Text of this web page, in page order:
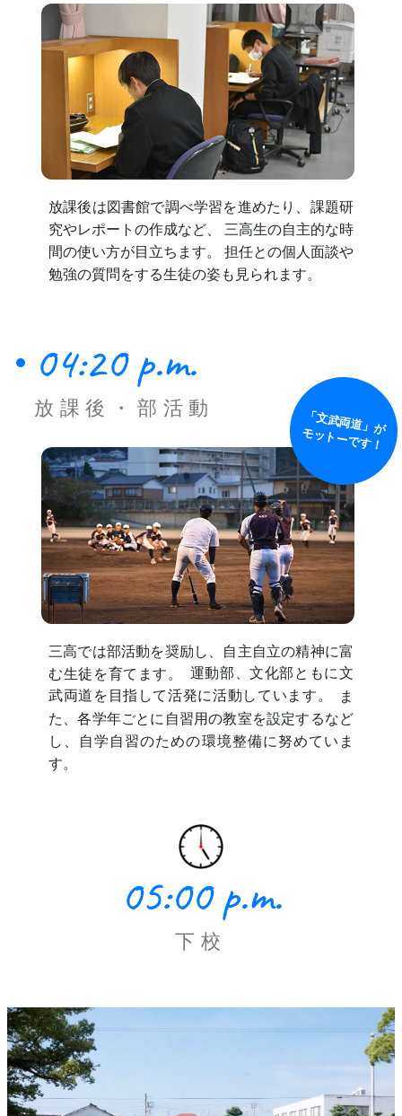
放課後は図書館で調べ学習を進めたり、課題研
究やレポートの作成など、
三高生の自主的な時
間の使い方が目立ちます。
担任との個人面談や
勉強の質問をする生徒の姿も見られます。
04:20 p.m.
放課後・部活動
「文武両道」が
モットーです！
三高では部活動を奨励し、自主自立の精神に富
む生徒を育てます。
運動部、文化部ともに文
武両道を目指して活発に活動しています。
ま
た、各学年ごとに自習用の教室を設定するなど
し、自学自習のための環境整備に努めていま
す。
05:00 p.m.
下校